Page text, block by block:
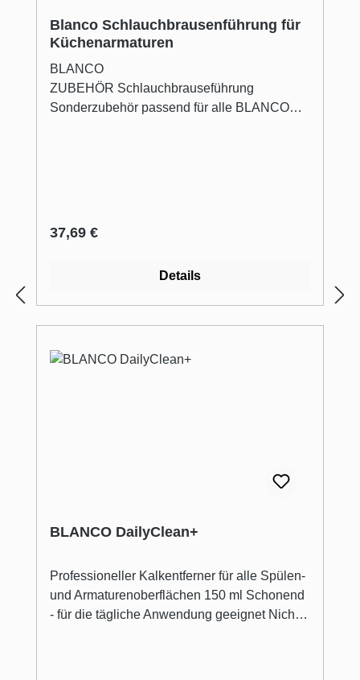
Blanco Schlauchbrausenführung für
Küchenarmaturen
BLANCO
ZUBEHÖR Schlauchbrauseführung
Sonderzubehör passend für alle BLANCO
Regulärer Preis:
37,69 €
Details
BLANCO DailyClean+
Professioneller Kalkentferner für alle Spülen-
und Armaturenoberflächen 150 ml Schonend
- für die tägliche Anwendung geeignet Nicht